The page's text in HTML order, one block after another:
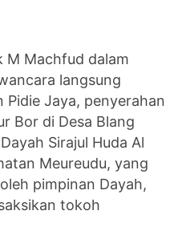
M Machfud dalam
langsung
Pidie Jaya, penyerahan
Bor di Desa Blang
Sirajul Huda Al
Meureudu, yang
pimpinan Dayah,
tokoh